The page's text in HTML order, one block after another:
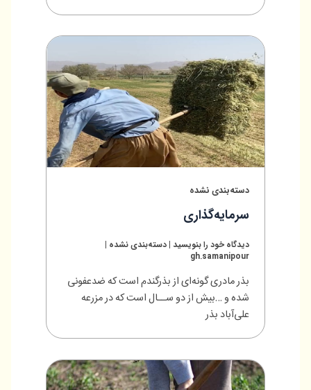
دسته‌بندی نشده
سرمایه‌گذاری
دیدگاه‌ خود را بنویسید دسته‌بندی نشده
gh.samanipour
بذر مادری گونه‌ای از بذرگندم است که ضدعفونی
شده و …بیش از دو ســال است که در مزرعه
علی‌آباد بذر